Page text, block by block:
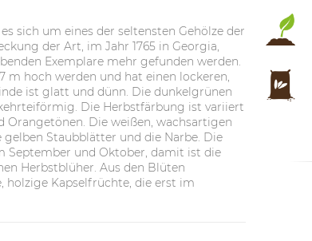
sich um eines der seltensten Gehölze der
der Art, im Jahr 1765 in Georgia,
Exemplare mehr gefunden werden.
m hoch werden und hat einen lockeren,
ist glatt und dünn. Die dunkelgrünen
Die Herbstfärbung ist variiert
Orangetönen. Die weißen, wachsartigen
Staubblätter und die Narbe. Die
September und Oktober, damit ist die
Herbstblüher. Aus den Blüten
holzige Kapselfrüchte, die erst im